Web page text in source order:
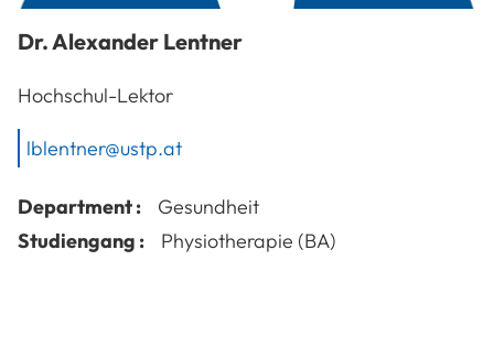
Dr.Alexander Lentner
Hochschul-Lektor
lblentner@ustp.at
Department :
Gesundheit
Studiengang :
Physiotherapie (BA)